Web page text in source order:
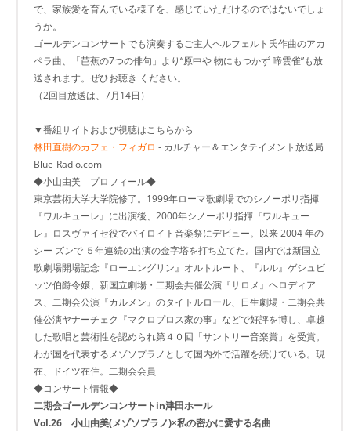
で、家族愛を育んでいる様子を、感じていただけるのではないでしょ
うか。
ゴールデンコンサートでも演奏するご主人ヘルフェルト氏作曲のアカ
ペラ曲、「芭蕉の7つの俳句」より“原中や 物にもつかず 啼雲雀”も放
送されます。ぜひお聴き ください。
（2回目放送は、7月14日）
▼番組サイトおよび視聴はこちらから
林田直樹のカフェ・フィガロ - カルチャー＆エンタテイメント放送局
Blue-Radio.com
◆小山由美 プロフィール◆
東京芸術大学大学院修了。1999年ローマ歌劇場でのシノーポリ指揮
『ワルキューレ』に出演後、2000年シノーポリ指揮『ワルキュー
レ』ロスヴァイセ役でバイロイト音楽祭にデビュー。以来 2004 年の
シー ズンで ５年連続の出演の金字塔を打ち立てた。国内では新国立
歌劇場開場記念『ローエングリン』オルトルート、『ルル』ゲシュビ
ッツ伯爵令嬢、新国立劇場・二期会共催公演『サロメ』ヘロディア
ス、二期会公演『カルメン』のタイトルロール、日生劇場・二期会共
催公演ヤナーチェク『マクロプロス家の事』などで好評を博し、卓越
した歌唱と芸術性を認められ第４０回「サントリー音楽賞」を受賞。
わが国を代表するメゾソプラノとして国内外で活躍を続けている。現
在、ドイツ在住。二期会会員
◆コンサート情報◆
二期会ゴールデンコンサートin津田ホール
Vol.26 小山由美(メゾソプラノ)×私の密かに愛する名曲